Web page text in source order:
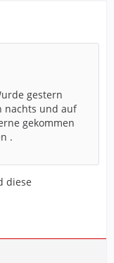
gestern
nachts und auf
gekommen
.
diese